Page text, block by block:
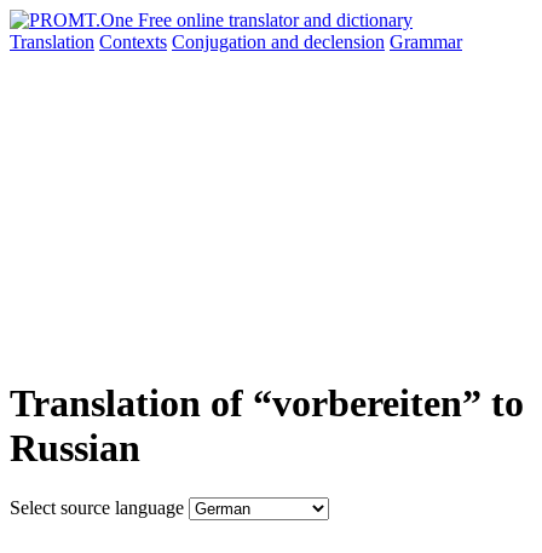
Translation Contexts Conjugation and declension Grammar
Translation of “vorbereiten” to
Russian
Select source language